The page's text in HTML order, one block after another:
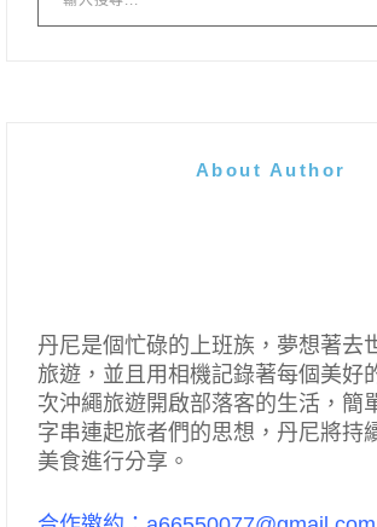
About Author
丹尼是個忙碌的上班族，夢想著去
旅遊，並且用相機記錄著每個美好
次沖繩旅遊開啟部落客的生活，簡
字串連起旅者們的思想，丹尼將持
美食進行分享。